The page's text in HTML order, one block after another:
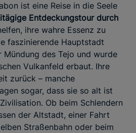
ist eine Reise in die Seele
Entdeckungstour durch
ihre wahre Essenz zu
faszinierende Hauptstadt
Mündung des Tejo und wurde
Vulkanfeld erbaut. Ihre
zurück – manche
sogar, dass sie so alt ist
Ob beim Schlendern
der Altstadt, einer Fahrt
Straßenbahn oder beim